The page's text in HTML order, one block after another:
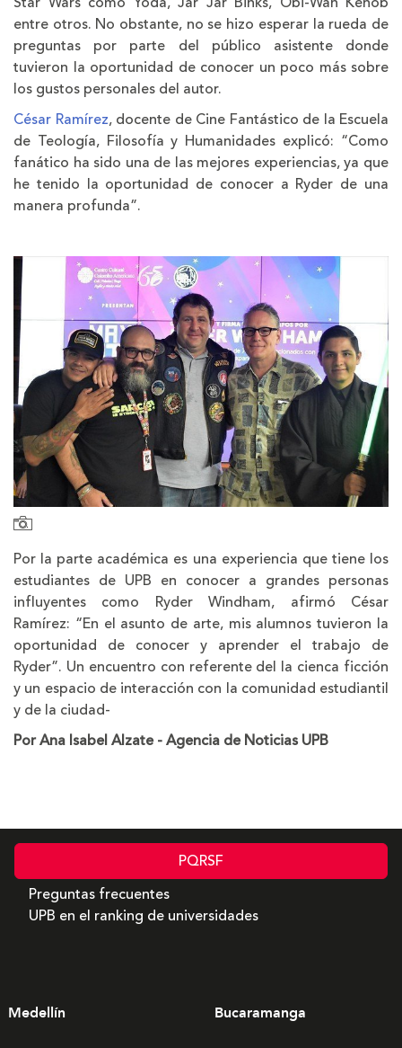
entre otros. No obstante, no se hizo esperar la rueda de
preguntas por parte del público asistente donde
tuvieron la oportunidad de conocer un poco más sobre
los gustos personales del autor.
César Ramírez, docente de Cine Fantástico de la Escuela
de Teología, Filosofía y Humanidades explicó: “Como
fanático ha sido una de las mejores experiencias, ya que
he tenido la oportunidad de conocer a Ryder de una
manera profunda”.
Por la parte académica es una experiencia que tiene los
estudiantes de UPB en conocer a grandes personas
influyentes como Ryder Windham, afirmó César
Ramírez: “En el asunto de arte, mis alumnos tuvieron la
oportunidad de conocer y aprender el trabajo de
Ryder”. Un encuentro con referente del la cienca ficción
y un espacio de interacción con la comunidad estudiantil
y de la ciudad-
Por Ana Isabel Alzate - Agencia de Noticias UPB
PQRSF
Preguntas frecuentes
UPB en el ranking de universidades
Medellín Bucaramanga